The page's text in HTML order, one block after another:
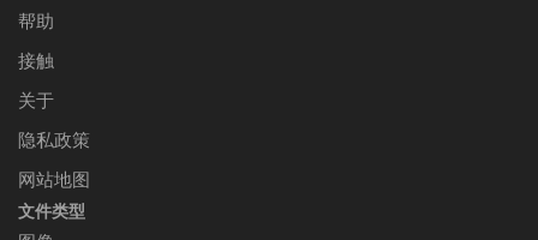
帮助
接触
关于
隐私政策
网站地图
文件类型